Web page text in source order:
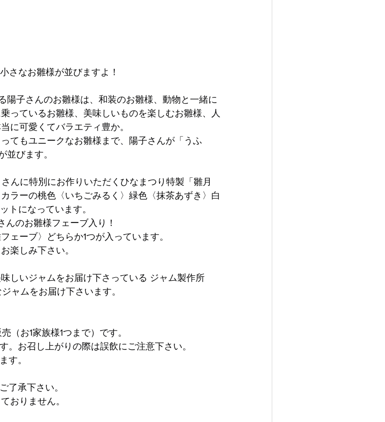
さなお雛様が並びますよ！
陽子さんのお雛様は、和装のお雛様、動物と一緒に
っているお雛様、美味しいものを楽しむお雛様、人
に可愛くてバラエティ豊か。
てもユニークなお雛様まで、陽子さんが「うふ
並びます。
んに特別にお作りいただくひなまつり特製「雛月
ラーの桃色〈いちごみるく〉緑色〈抹茶あずき〉白
トになっています。
のお雛様フェーブ入り！
ェーブ〉どちらか1つが入っています。
楽しみ下さい。
しいジャムをお届け下さっている ジャム製作所
ャムをお届け下さいます。
（お1家族様1つまで）です。
お召し上がりの際は誤飲にご注意下さい。
す。
了承下さい。
おりません。